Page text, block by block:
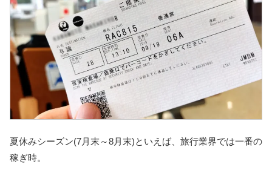
夏休みシーズン(7月末～8月末)といえば、旅行業界では一番の
稼ぎ時。